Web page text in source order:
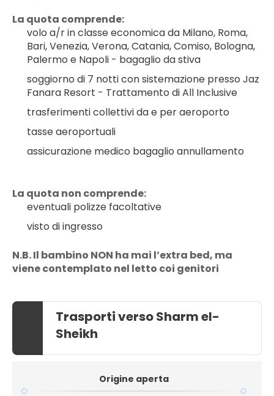
La quota comprende:
volo a/r in classe economica da Milano, Roma,
Bari, Venezia, Verona, Catania, Comiso, Bologna,
Palermo e Napoli - bagaglio da stiva
soggiorno di 7 notti con sistemazione presso Jaz
Fanara Resort - Trattamento di All Inclusive
trasferimenti collettivi da e per aeroporto
tasse aeroportuali
assicurazione medico bagaglio annullamento
La quota non comprende:
eventuali polizze facoltative
visto di ingresso
N.B. Il bambino NON ha mai l’extra bed, ma
viene contemplato nel letto coi genitori
Trasporti verso Sharm el-
Sheikh
Origine aperta